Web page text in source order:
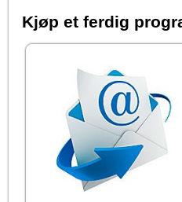
Kjøp et ferdig